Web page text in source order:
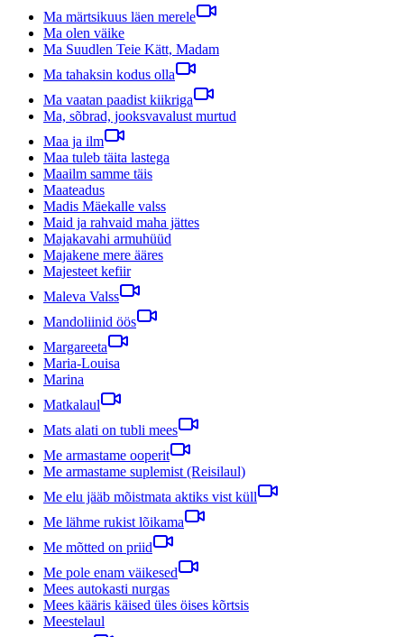
Ma märtsikuus läen merele
Ma olen väike
Ma Suudlen Teie Kätt, Madam
Ma tahaksin kodus olla
Ma vaatan paadist kiikriga
Ma, sõbrad, jooksvavalust murtud
Maa ja ilm
Maa tuleb täita lastega
Maailm samme täis
Maateadus
Madis Mäekalle valss
Maid ja rahvaid maha jättes
Majakavahi armuhüüd
Majakene mere ääres
Majesteet kefiir
Maleva Valss
Mandoliinid öös
Margareeta
Maria-Louisa
Marina
Matkalaul
Mats alati on tubli mees
Me armastame ooperit
Me armastame suplemist (Reisilaul)
Me elu jääb mõistmata aktiks vist küll
Me lähme rukist lõikama
Me mõtted on priid
Me pole enam väikesed
Mees autokasti nurgas
Mees kääris käised üles öises kõrtsis
Meestelaul